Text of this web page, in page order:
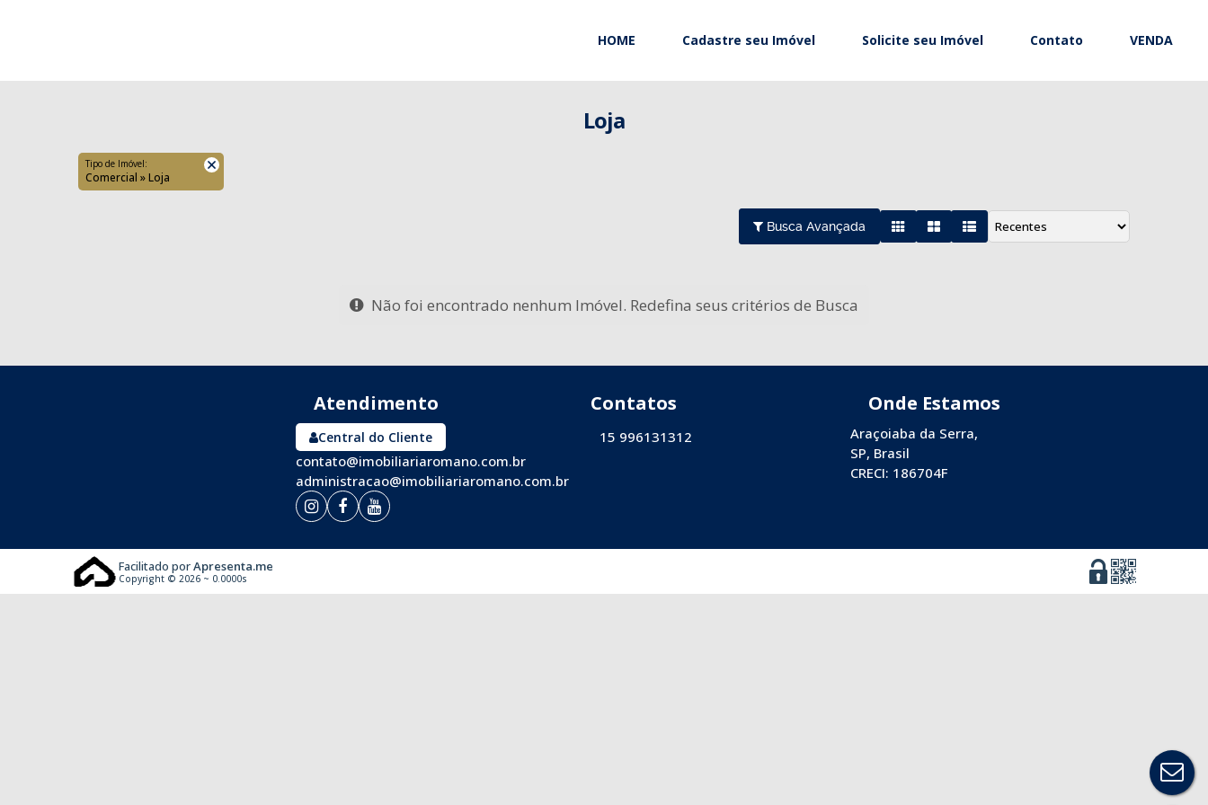
Cadastre seu Imóvel Solicite seu Imóvel Contato VENDA
HOME
Loja
Tipo de Imóvel:
Comercial » Loja
Busca Avançada
Não foi encontrado nenhum Imóvel. Redefina seus critérios de Busca
Central do Cliente
contato@imobiliariaromano.com.br
administracao@imobiliariaromano.com.br
15 996131312 Araçoiaba da Serra,
SP, Brasil
CRECI: 186704F
Facilitado porApresenta.me
Copyright © 2026 ~ 0.0000s